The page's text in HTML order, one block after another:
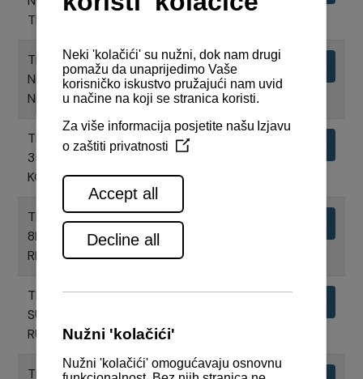
TRUP BRODA
TEHNIČKI NACRTI 8LV-350 SA Z-
NOGOM ZT370, ISPUH KROZ Z-
NOGU UZ CW BYPASS
Preuzimanje
TEHNIČKI NACRTI MOTORA 8LV-
350Z ZT370 SA JC10
KONTROLNIM SUSTAVOM
TEHNIČKI NACRTI MOTORA
8LV350 SA KMH52V V-DRIVE
REDUKTOROM
TEHNIČKI NACRTI KONTROLNOG
SUSTAVA MOTORA- KOMANDNA
RUČICA 1 MOTOR
TEHNIČKI NACRTI KONTROLNOG